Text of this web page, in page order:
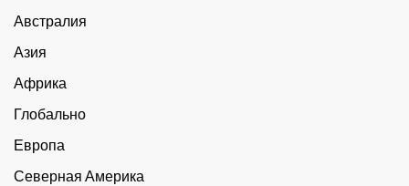
Австралия
Азия
Африка
Глобально
Европа
Северная Америка